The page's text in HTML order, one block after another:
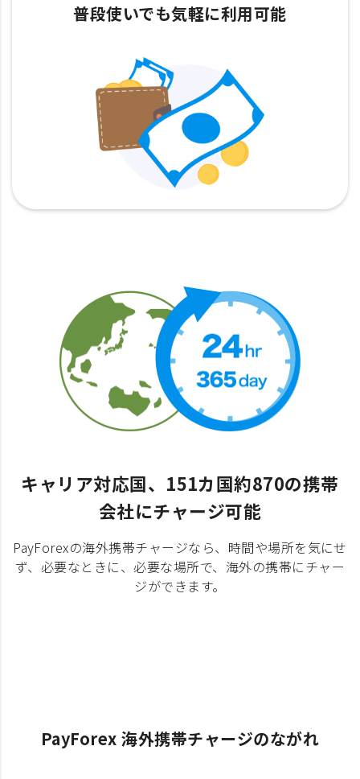
普段使いでも気軽に利用可能
キャリア対応国、151カ国約870の携帯
会社にチャージ可能
PayForexの海外携帯チャージなら、時間や場所を気にせ
ず、必要なときに、必要な場所で、海外の携帯にチャー
ジができます。
PayForex 海外携帯チャージのながれ